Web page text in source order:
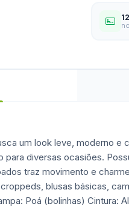
um look leve, moderno
diversas ocasiões.
traz movimento e
blusas básicas,
Poá (bolinhas) Cintura: